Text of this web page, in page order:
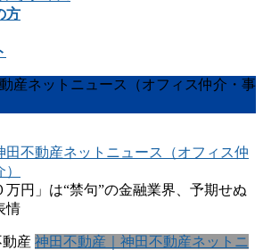
方
産ネットニュース（オフィス仲介・事
田不動産ネットニュース（オフィス仲
万円」は“禁句”の金融業界、予期せぬ
情
産 神田不動産｜神田不動産ネットニ